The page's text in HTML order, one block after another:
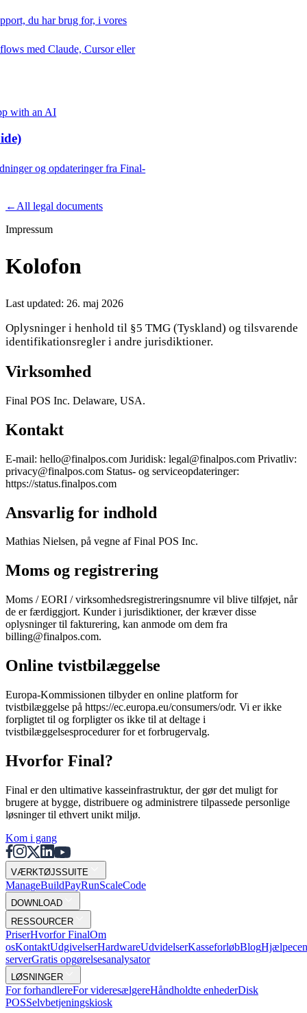
du har brug for, i vores
med Claude, Cursor eller
with an AI
og opdateringer fra Final-
Product
Merchant Hub
Organization Tools BuildCreate unique checkout flows
ScaleDistribute your POS creations
Flows
Hardware Pricing
Solutions
Til forhandlereBuild a custom POS for your business
Til
videresælgereLaunch and monetize a branded POS
Use Cases
service flows
Håndholdt kasse Checkout anywhere on the floor
Om FinalGet to know the team behind Final
UdgivelsesnoterWhat's new in our latest release
MCP-server
← All legal documents
Impressum
Kolofon
Last updated: 26. maj 2026
Oplysninger i henhold til §5 TMG (Tyskland) og tilsvarende
identifikationsregler i andre jurisdiktioner.
Virksomhed
Final POS Inc. Delaware, USA.
Kontakt
E-mail: hello@finalpos.com Juridisk: legal@finalpos.com Privatliv:
privacy@finalpos.com Status- og serviceopdateringer:
https://status.finalpos.com
Ansvarlig for indhold
Mathias Nielsen, på vegne af Final POS Inc.
Moms og registrering
Moms / EORI / virksomhedsregistreringsnumre vil blive tilføjet, når
de er færdiggjort. Kunder i jurisdiktioner, der kræver disse
oplysninger til fakturering, kan anmode om dem fra
billing@finalpos.com.
Online tvistbilæggelse
Europa-Kommissionen tilbyder en online platform for
tvistbilæggelse på https://ec.europa.eu/consumers/odr. Vi er ikke
forpligtet til og forpligter os ikke til at deltage i
tvistbilæggelsesprocedurer for et forbrugervalg.
Hvorfor Final?
Final er den ultimative kasseinfrastruktur, der gør det muligt for
brugere at bygge, distribuere og administrere tilpassede personlige
løsninger til ethvert unikt miljø.
Kom i gang
VÆRKTØJSSUITE
ManageBuildPayRunScaleCode
DOWNLOAD
RESSOURCER
PriserHvorfor FinalOm
osKontaktUdgivelserHardwareUdvidelserKasseforløbBlog
serverGratis opgørelsesanalysator
LØSNINGER
For forhandlereFor videresælgereHåndholdte enhederDisk
POSSelvbetjeningskiosk